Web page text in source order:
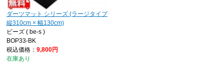
ダーツマット シリーズ (ラージタイプ
縦310cm × 幅130cm)
ビーズ ( be-s )
BOP33-BK
税込価格： 9,800円
在庫あり